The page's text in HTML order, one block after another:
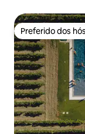
Preferido dos
Preferido dos